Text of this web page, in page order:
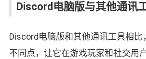
Discord电脑版与其他通讯
Discord电脑版和其他通讯工具相比
不同点，让它在游戏玩家和社交用